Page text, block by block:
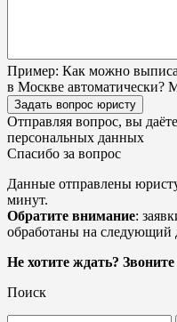
Пример: Как можно
в Москве автоматически?
Задать вопрос юристу
Отправляя вопрос, вы
персональных данных
Спасибо за вопрос
Данные отправлены
минут.
Обратите внимание:
обработаны на следующий
Не хотите ждать?
Поиск